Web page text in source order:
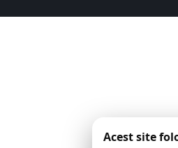
Acest site